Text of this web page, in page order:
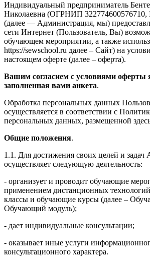
Индивидуальный предприниматель
Николаевна (ОГРНИП
(далее — Администрация, мы)
сети Интернет (Пользователь, Вы)
обучающем мероприятии, а также
https://sewschool.ru далее – Сайт) на
настоящем оферте (далее – оферта).
Вашим согласием с условиями оферты
заполненная вами анкета.
Обработка персональных данных
осуществляется в соответствии с
персональных данных, размещенной
Общие положения.
1.1. Для достижения своих целей и задач
осуществляет следующую деятельность:
- организует и проводит обучающие
применением дистанционных
классы и обучающие курсы (далее –
Обучающий модуль);
- дает индивидуальные консультации;
- оказывает иные услуги
консультационного характера.